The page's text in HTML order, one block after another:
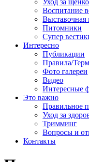
Уход за
Воспитание
Выставочная
Питомники
Супер
Интересно
Публикации
Правила/
Фото галереи
Видео
Интересные
Это важно
Правильное
Уход за
Тримминг
Вопросы и
Контакты